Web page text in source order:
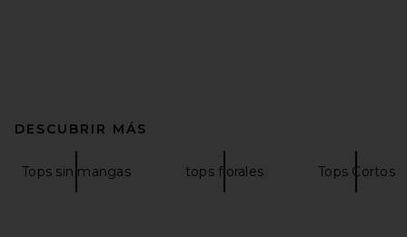
DESCUBRIR MÁS
Tops sin mangas tops florales Tops Cortos